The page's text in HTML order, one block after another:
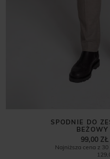
SPODNIE DO
99,00 ZŁ
Najniższa cena z